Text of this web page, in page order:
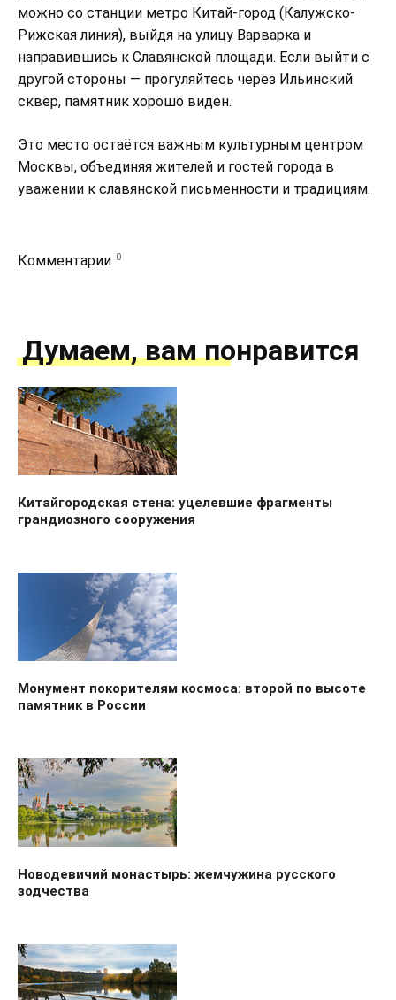
можно со станции метро Китай-город (Калужско-
Рижская линия), выйдя на улицу Варварка и
направившись к Славянской площади. Если выйти с
другой стороны — прогуляйтесь через Ильинский
сквер, памятник хорошо виден.
Это место остаётся важным культурным центром
Москвы, объединяя жителей и гостей города в
уважении к славянской письменности и традициям.
Комментарии 0
Думаем, вам понравится
Китайгородская стена: уцелевшие фрагменты
грандиозного сооружения
Монумент покорителям космоса: второй по высоте
памятник в России
Новодевичий монастырь: жемчужина русского
зодчества